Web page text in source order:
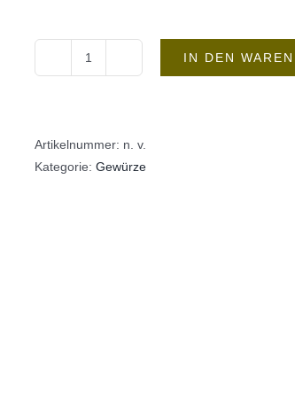
IN DEN
Artikelnummer: n. v.
Kategorie: Gewürze